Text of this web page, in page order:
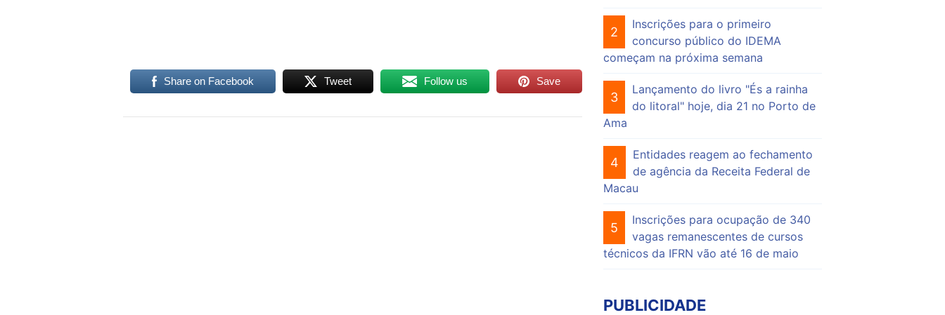
Share on Facebook Tweet Follow us Save
2
Inscrições para o primeiro
concurso público do IDEMA
começam na próxima semana
3
Lançamento do livro "És a rainha
do litoral" hoje, dia 21 no Porto de
Ama
4
Entidades reagem ao fechamento
de agência da Receita Federal de
Macau
5
Inscrições para ocupação de 340
vagas remanescentes de cursos
técnicos da IFRN vão até 16 de maio
PUBLICIDADE